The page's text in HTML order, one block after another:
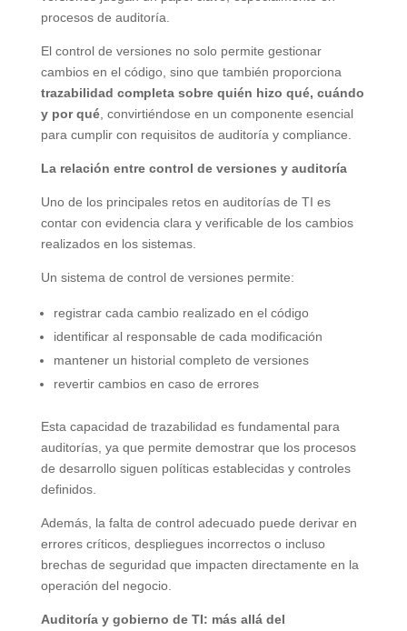
procesos de auditoría.
El control de versiones no solo permite gestionar
cambios en el código, sino que también proporciona
trazabilidad completa sobre quién hizo qué, cuándo
y por qué, convirtiéndose en un componente esencial
para cumplir con requisitos de auditoría y compliance.
La relación entre control de versiones y auditoría
Uno de los principales retos en auditorías de TI es
contar con evidencia clara y verificable de los cambios
realizados en los sistemas.
Un sistema de control de versiones permite:
registrar cada cambio realizado en el código
identificar al responsable de cada modificación
mantener un historial completo de versiones
revertir cambios en caso de errores
Esta capacidad de trazabilidad es fundamental para
auditorías, ya que permite demostrar que los procesos
de desarrollo siguen políticas establecidas y controles
definidos.
Además, la falta de control adecuado puede derivar en
errores críticos, despliegues incorrectos o incluso
brechas de seguridad que impacten directamente en la
operación del negocio.
Auditoría y gobierno de TI: más allá del